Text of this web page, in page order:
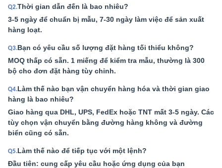
Q2.Thời gian dẫn đến là bao nhiêu?
3-5 ngày để chuẩn bị mẫu, 7-30 ngày làm việc để sản xuất
hàng loạt.
Q3.Bạn có yêu cầu số lượng đặt hàng tối thiểu không?
MOQ thấp có sẵn. 1 miếng để kiểm tra mẫu, thường là 300
bộ cho đơn đặt hàng tùy chỉnh.
Q4.Làm thế nào bạn vận chuyển hàng hóa và thời gian giao
hàng là bao nhiêu?
Giao hàng qua DHL, UPS, FedEx hoặc TNT mất 3-5 ngày. Các
tùy chọn vận chuyển bằng đường hàng không và đường
biển cũng có sẵn.
Q5.Làm thế nào để tiếp tục với một lệnh?
Đầu tiên: cung cấp yêu cầu hoặc ứng dụng của bạn